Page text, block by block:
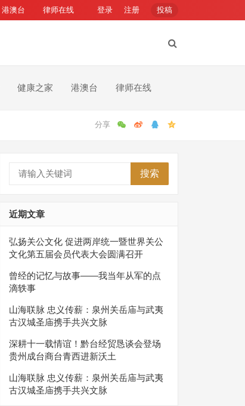
港澳台 律师在线 登录 注册 投稿
健康之家 港澳台 律师在线
搜索
近期文章
弘扬关公文化 促进两岸统一暨世界关公
文化第五届会员代表大会圆满召开
曾经的记忆与故事——我当年从军的点
滴轶事
山海联脉 忠义传薪：泉州关岳庙与武夷
古汉城圣庙携手共兴文脉
深耕十一载情谊！黔台经贸恳谈会登场
贵州成台商台青西进新沃土
山海联脉 忠义传薪：泉州关岳庙与武夷
古汉城圣庙携手共兴文脉